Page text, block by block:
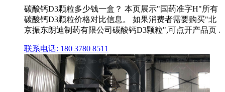
碳酸钙D3颗粒多少钱一盒？ 本页展示"国药准字H"所有
碳酸钙D3颗粒价格对比信息。 如果消费者需要购买"北
京振东朗迪制药有限公司碳酸钙D3颗粒",可点开产品页 .
联系电话: 180 3780 8511